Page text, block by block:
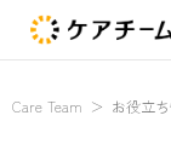
Care Team ＞ お役立